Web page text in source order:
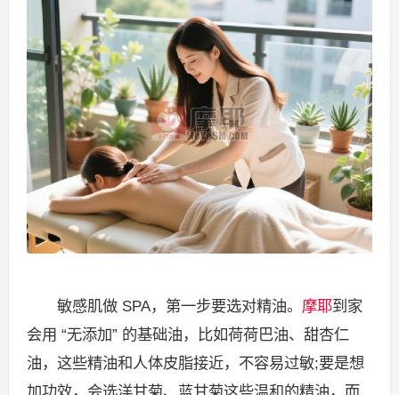
敏感肌做 SPA，第一步要选对精油。 摩耶到家
会用 “无添加” 的基础油，比如荷荷巴油、甜杏仁
油，这些精油和人体皮脂接近，不容易过敏;要是想